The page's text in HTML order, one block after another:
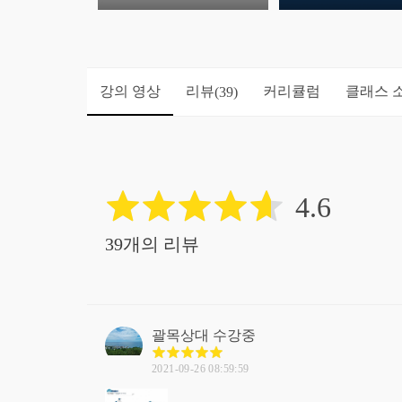
강의 영상 리뷰(39) 커리큘럼 클래스
4.6
39개의 리뷰
괄목상대 수강중
2021-09-26 08:59:59